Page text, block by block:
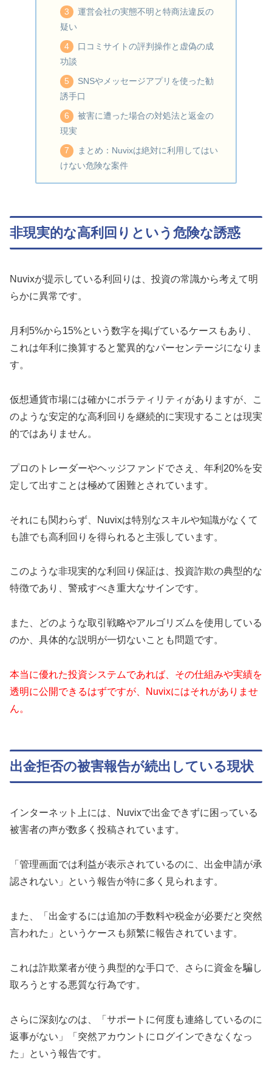
運営会社の実態不明と特商法違反の
疑い
口コミサイトの評判操作と虚偽の成
功談
SNSやメッセージアプリを使った勧
誘手口
被害に遭った場合の対処法と返金の
現実
まとめ：Nuvixは絶対に利用してはい
けない危険な案件
非現実的な高利回りという危険な誘惑
Nuvixが提示している利回りは、投資の常識から考えて明
らかに異常です。
月利5%から15%という数字を掲げているケースもあり、
これは年利に換算すると驚異的なパーセンテージになりま
す。
仮想通貨市場には確かにボラティリティがありますが、こ
のような安定的な高利回りを継続的に実現することは現実
的ではありません。
プロのトレーダーやヘッジファンドでさえ、年利20%を安
定して出すことは極めて困難とされています。
それにも関わらず、Nuvixは特別なスキルや知識がなくて
も誰でも高利回りを得られると主張しています。
このような非現実的な利回り保証は、投資詐欺の典型的な
特徴であり、警戒すべき重大なサインです。
また、どのような取引戦略やアルゴリズムを使用している
のか、具体的な説明が一切ないことも問題です。
本当に優れた投資システムであれば、その仕組みや実績を
透明に公開できるはずですが、Nuvixにはそれがありませ
ん。
出金拒否の被害報告が続出している現状
インターネット上には、Nuvixで出金できずに困っている
被害者の声が数多く投稿されています。
「管理画面では利益が表示されているのに、出金申請が承
認されない」という報告が特に多く見られます。
また、「出金するには追加の手数料や税金が必要だと突然
言われた」というケースも頻繁に報告されています。
これは詐欺業者が使う典型的な手口で、さらに資金を騙し
取ろうとする悪質な行為です。
さらに深刻なのは、「サポートに何度も連絡しているのに
返事がない」「突然アカウントにログインできなくなっ
た」という報告です。